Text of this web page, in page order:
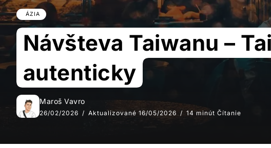
ÁZIA
Návšteva Taiwanu –
autenticky
Maroš Vavro
26/02/2026 Aktualizované 16/05/2026 14 minút Čítanie